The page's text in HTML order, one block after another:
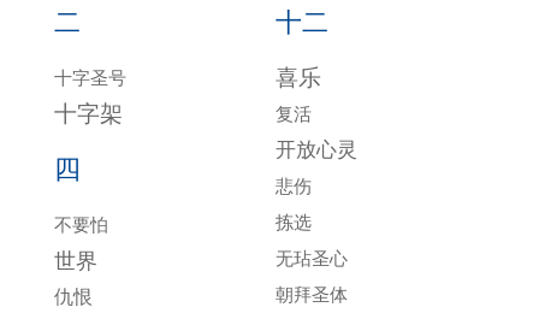
二
十字圣号
十字架
四
不要怕
世界
仇恨
十二
喜乐
复活
开放心灵
悲伤
拣选
无玷圣心
朝拜圣体